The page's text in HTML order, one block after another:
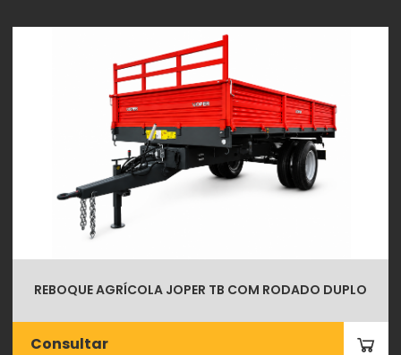
REBOQUE AGRÍCOLA JOPER TB COM RODADO DUPLO
Consultar